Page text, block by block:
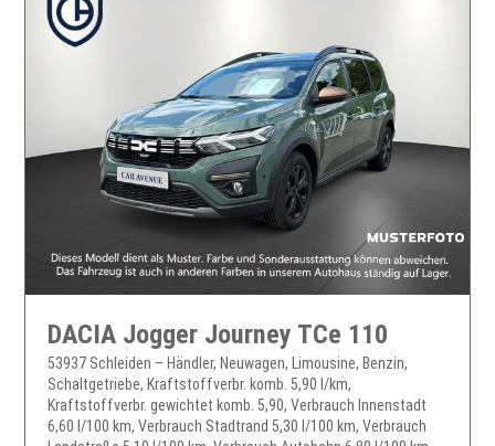
DACIA Jogger Journey TCe 110
53937 Schleiden – Händler, Neuwagen, Limousine, Benzin,
Schaltgetriebe, Kraftstoffverbr. komb. 5,90 l/km,
Kraftstoffverbr. gewichtet komb. 5,90, Verbrauch Innenstadt
6,60 l/100 km, Verbrauch Stadtrand 5,30 l/100 km, Verbrauch